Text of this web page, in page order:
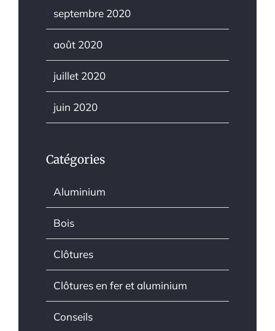
septembre 2020
août 2020
juillet 2020
juin 2020
Catégories
Aluminium
Bois
Clôtures
Clôtures en fer et aluminium
Conseils